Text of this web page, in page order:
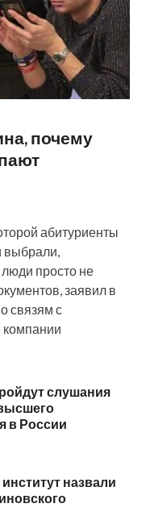
почему
абитуриенты
выбрали,
просто не
заявил в
связям с
слушания
в России
назвали